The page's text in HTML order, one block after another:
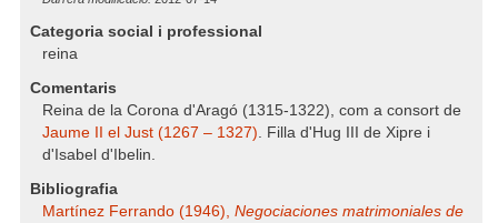
Categoria social i professional
reina
Comentaris
Reina de la Corona d'Aragó (1315-1322), com a consort de
Jaume II el Just (1267 – 1327). Filla d'Hug III de Xipre i
d'Isabel d'Ibelin.
Bibliografia
Martínez Ferrando (1946), Negociaciones matrimoniales de